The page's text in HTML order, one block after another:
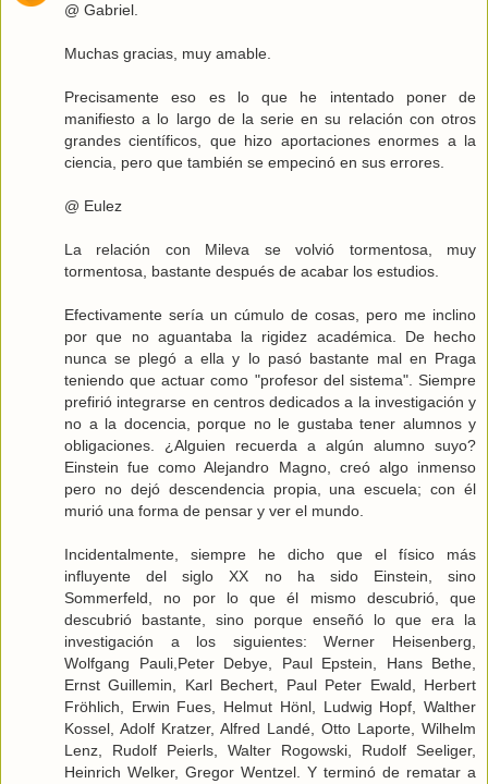
@ Gabriel.
Muchas gracias, muy amable.
Precisamente eso es lo que he intentado poner de
manifiesto a lo largo de la serie en su relación con otros
grandes científicos, que hizo aportaciones enormes a la
ciencia, pero que también se empecinó en sus errores.
@ Eulez
La relación con Mileva se volvió tormentosa, muy
tormentosa, bastante después de acabar los estudios.
Efectivamente sería un cúmulo de cosas, pero me inclino
por que no aguantaba la rigidez académica. De hecho
nunca se plegó a ella y lo pasó bastante mal en Praga
teniendo que actuar como "profesor del sistema". Siempre
prefirió integrarse en centros dedicados a la investigación y
no a la docencia, porque no le gustaba tener alumnos y
obligaciones. ¿Alguien recuerda a algún alumno suyo?
Einstein fue como Alejandro Magno, creó algo inmenso
pero no dejó descendencia propia, una escuela; con él
murió una forma de pensar y ver el mundo.
Incidentalmente, siempre he dicho que el físico más
influyente del siglo XX no ha sido Einstein, sino
Sommerfeld, no por lo que él mismo descubrió, que
descubrió bastante, sino porque enseñó lo que era la
investigación a los siguientes: Werner Heisenberg,
Wolfgang Pauli,Peter Debye, Paul Epstein, Hans Bethe,
Ernst Guillemin, Karl Bechert, Paul Peter Ewald, Herbert
Fröhlich, Erwin Fues, Helmut Hönl, Ludwig Hopf, Walther
Kossel, Adolf Kratzer, Alfred Landé, Otto Laporte, Wilhelm
Lenz, Rudolf Peierls, Walter Rogowski, Rudolf Seeliger,
Heinrich Welker, Gregor Wentzel. Y terminó de rematar a